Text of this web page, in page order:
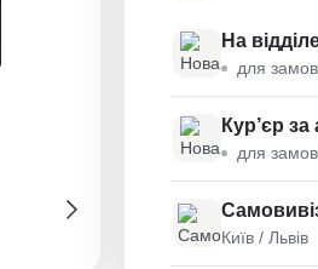
На
для
Кур’єр
для
Київ / Львів